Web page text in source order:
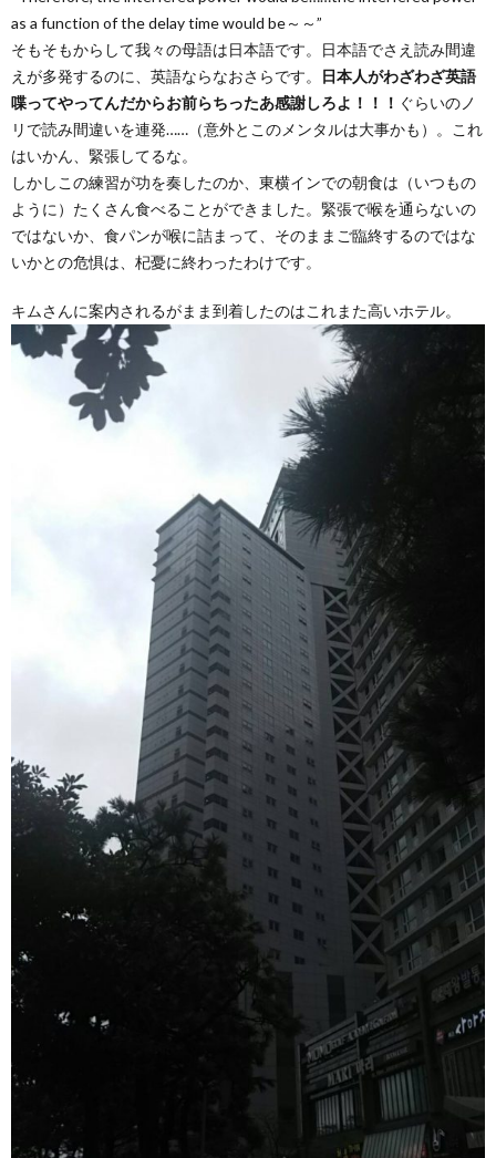
as a function of the delay time would be～～”
そもそもからして我々の母語は日本語です。日本語でさえ読み間違
えが多発するのに、英語ならなおさらです。
日本人がわざわざ英語
喋ってやってんだからお前らちったあ感謝しろよ！！！ ぐらいのノ
リで読み間違いを連発……（意外とこのメンタルは大事かも）。これ
はいかん、緊張してるな。
しかしこの練習が功を奏したのか、東横インでの朝食は（いつもの
ように）たくさん食べることができました。緊張で喉を通らないの
ではないか、食パンが喉に詰まって、そのままご臨終するのではな
いかとの危惧は、杞憂に終わったわけです。
キムさんに案内されるがまま到着したのはこれまた高いホテル。